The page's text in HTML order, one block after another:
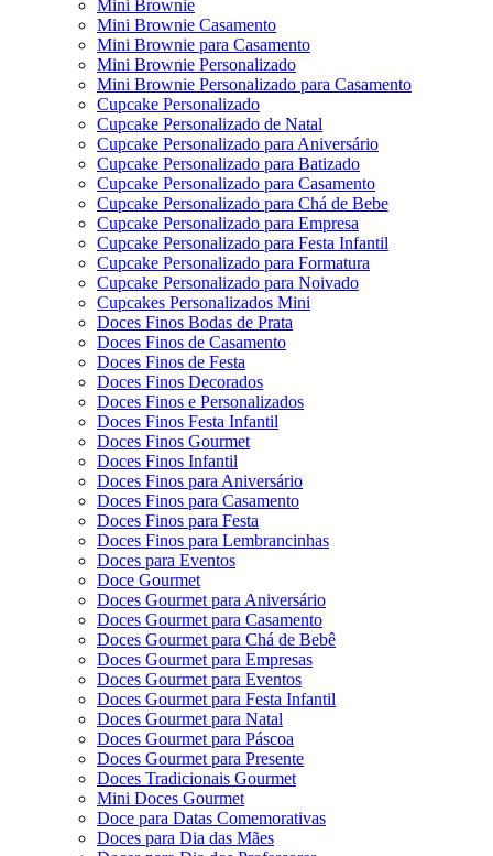
Mini Brownie
Mini Brownie Casamento
Mini Brownie para Casamento
Mini Brownie Personalizado
Mini Brownie Personalizado para Casamento
Cupcake Personalizado
Cupcake Personalizado de Natal
Cupcake Personalizado para Aniversário
Cupcake Personalizado para Batizado
Cupcake Personalizado para Casamento
Cupcake Personalizado para Chá de Bebe
Cupcake Personalizado para Empresa
Cupcake Personalizado para Festa Infantil
Cupcake Personalizado para Formatura
Cupcake Personalizado para Noivado
Cupcakes Personalizados Mini
Doces Finos Bodas de Prata
Doces Finos de Casamento
Doces Finos de Festa
Doces Finos Decorados
Doces Finos e Personalizados
Doces Finos Festa Infantil
Doces Finos Gourmet
Doces Finos Infantil
Doces Finos para Aniversário
Doces Finos para Casamento
Doces Finos para Festa
Doces Finos para Lembrancinhas
Doces para Eventos
Doce Gourmet
Doces Gourmet para Aniversário
Doces Gourmet para Casamento
Doces Gourmet para Chá de Bebê
Doces Gourmet para Empresas
Doces Gourmet para Eventos
Doces Gourmet para Festa Infantil
Doces Gourmet para Natal
Doces Gourmet para Páscoa
Doces Gourmet para Presente
Doces Tradicionais Gourmet
Mini Doces Gourmet
Doce para Datas Comemorativas
Doces para Dia das Mães